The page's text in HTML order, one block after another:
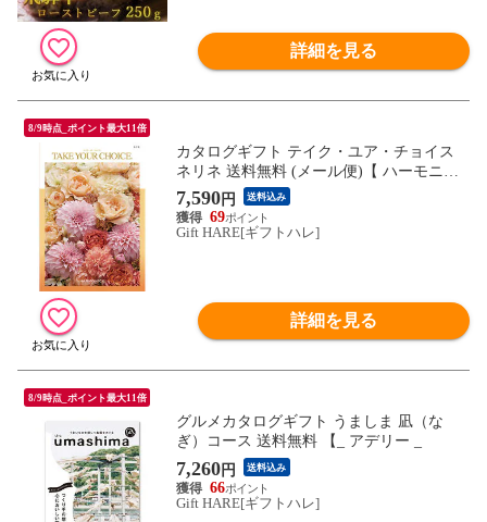
詳細を見る
8/9時点_ポイント最大11倍
カタログギフト テイク・ユア・チョイス
ネリネ 送料無料 (メール便)【 ハーモニッ
ク _
7,590円 送料込み
69
Gift HARE[ギフトハレ]
詳細を見る
8/9時点_ポイント最大11倍
グルメカタログギフト うましま 凪（な
ぎ）コース 送料無料 【_ アデリー _
7,260円 送料込み
66
Gift HARE[ギフトハレ]